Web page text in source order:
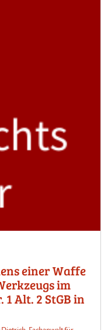
einer Waffe
im
1 Alt. 2 StGB in